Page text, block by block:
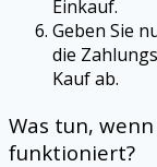
Einkauf.
Geben Sie
die
Kauf ab.
Was tun,
funktioniert?